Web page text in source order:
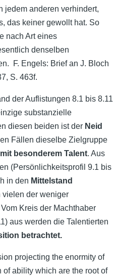
jedem anderen verhindert,
das keiner gewollt hat. So
nach Art eines
denselben
F. Engels: Brief an J. Bloch
S. 463f.
der Auflistungen 8.1 bis 8.11
substanzielle
diesen beiden ist der Neid
Fällen dieselbe Zielgruppe
besonderem Talent. Aus
(Persönlichkeitsprofil 9.1 bis
in den Mittelstand
vielen der weniger
Kreis der Machthaber
aus werden die Talentierten
betrachtet.
projecting the enormity of
of ability which are the root of